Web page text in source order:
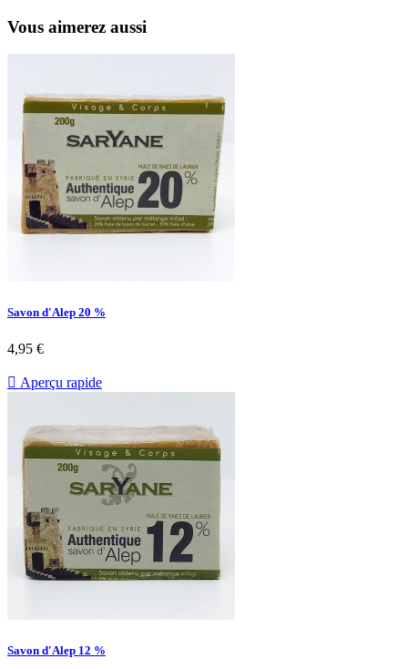
Vous aimerez aussi
Savon d'Alep 20 %
4,95 €
 Aperçu rapide
Savon d'Alep 12 %